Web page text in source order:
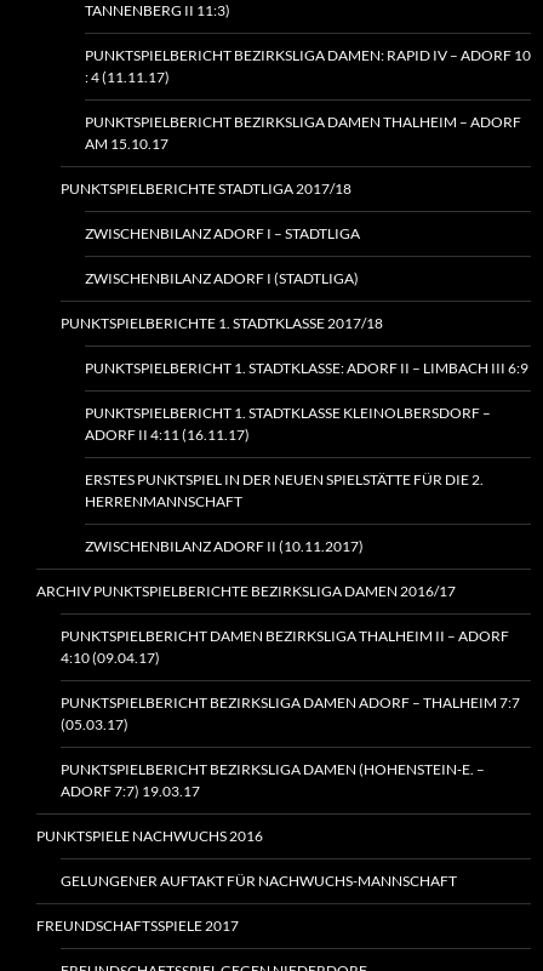
TANNENBERG II 11:3)
PUNKTSPIELBERICHT BEZIRKSLIGA DAMEN: RAPID IV – ADORF 10
: 4 (11.11.17)
PUNKTSPIELBERICHT BEZIRKSLIGA DAMEN THALHEIM – ADORF
AM 15.10.17
PUNKTSPIELBERICHTE STADTLIGA 2017/18
ZWISCHENBILANZ ADORF I – STADTLIGA
ZWISCHENBILANZ ADORF I (STADTLIGA)
PUNKTSPIELBERICHTE 1. STADTKLASSE 2017/18
PUNKTSPIELBERICHT 1. STADTKLASSE: ADORF II – LIMBACH III 6:9
PUNKTSPIELBERICHT 1. STADTKLASSE KLEINOLBERSDORF –
ADORF II 4:11 (16.11.17)
ERSTES PUNKTSPIEL IN DER NEUEN SPIELSTÄTTE FÜR DIE 2.
HERRENMANNSCHAFT
ZWISCHENBILANZ ADORF II (10.11.2017)
ARCHIV PUNKTSPIELBERICHTE BEZIRKSLIGA DAMEN 2016/17
PUNKTSPIELBERICHT DAMEN BEZIRKSLIGA THALHEIM II – ADORF
4:10 (09.04.17)
PUNKTSPIELBERICHT BEZIRKSLIGA DAMEN ADORF – THALHEIM 7:7
(05.03.17)
PUNKTSPIELBERICHT BEZIRKSLIGA DAMEN (HOHENSTEIN‑E. –
ADORF 7:7) 19.03.17
PUNKTSPIELE NACHWUCHS 2016
GELUNGENER AUFTAKT FÜR NACHWUCHS-MANNSCHAFT
FREUNDSCHAFTSSPIELE 2017